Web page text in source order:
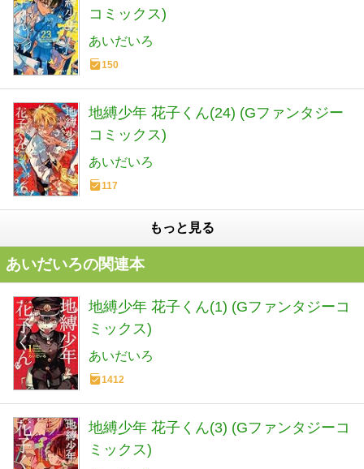
コミックス)
あいだいろ
150
地縛少年 花子くん(24) (Gファンタジー
コミックス)
あいだいろ
117
もっと見る
あいだいろの関連本
地縛少年 花子くん(1) (Gファンタジーコ
ミックス)
あいだいろ
1412
地縛少年 花子くん(3) (Gファンタジーコ
ミックス)